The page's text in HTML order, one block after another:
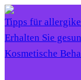
Tipps für
Erhalten Sie
Kosmetische